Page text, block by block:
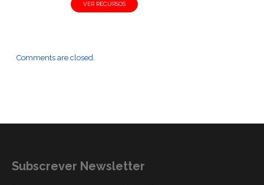
VER RECURSOS
Comments are closed.
Subscrever Newsletter